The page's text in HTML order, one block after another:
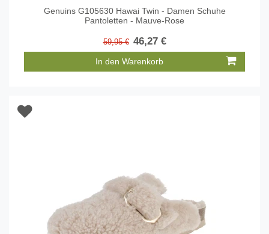
Genuins G105630 Hawai Twin - Damen Schuhe
Pantoletten - Mauve-Rose
59,95 € 46,27 €
In den Warenkorb